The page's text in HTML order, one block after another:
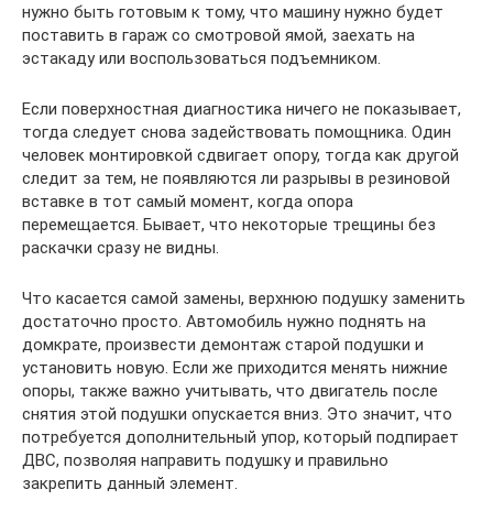
нужно быть готовым к тому, что машину нужно будет
поставить в гараж со смотровой ямой, заехать на
эстакаду или воспользоваться подъемником.
Если поверхностная диагностика ничего не показывает,
тогда следует снова задействовать помощника. Один
человек монтировкой сдвигает опору, тогда как другой
следит за тем, не появляются ли разрывы в резиновой
вставке в тот самый момент, когда опора
перемещается. Бывает, что некоторые трещины без
раскачки сразу не видны.
Что касается самой замены, верхнюю подушку заменить
достаточно просто. Автомобиль нужно поднять на
домкрате, произвести демонтаж старой подушки и
установить новую. Если же приходится менять нижние
опоры, также важно учитывать, что двигатель после
снятия этой подушки опускается вниз. Это значит, что
потребуется дополнительный упор, который подпирает
ДВС, позволяя направить подушку и правильно
закрепить данный элемент.